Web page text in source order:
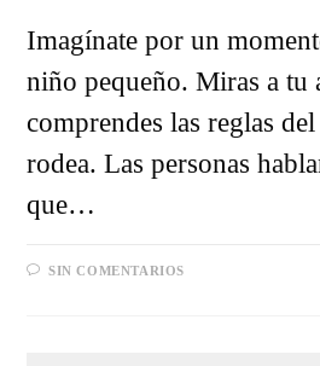
Imagínate por un
niño pequeño. Miras a tu
comprendes las reglas
rodea. Las personas
que…
SIN COMENTARIOS